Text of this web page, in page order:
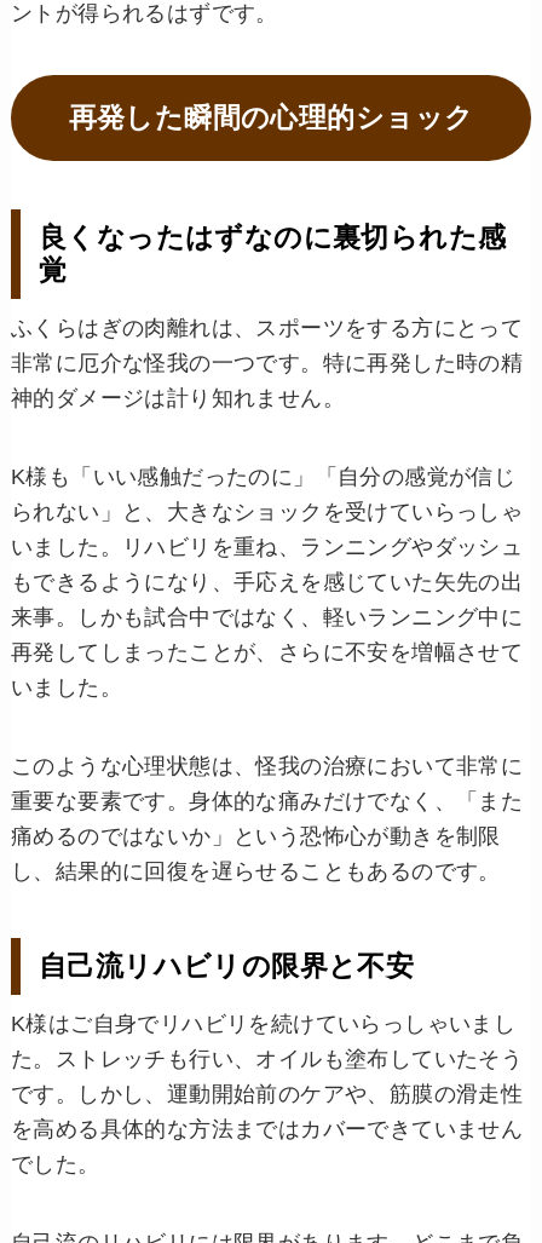
ントが得られるはずです。
再発した瞬間の心理的ショック
良くなったはずなのに裏切られた感
覚
ふくらはぎの肉離れは、スポーツをする方にとって
非常に厄介な怪我の一つです。特に再発した時の精
神的ダメージは計り知れません。
K様も「いい感触だったのに」「自分の感覚が信じ
られない」と、大きなショックを受けていらっしゃ
いました。リハビリを重ね、ランニングやダッシュ
もできるようになり、手応えを感じていた矢先の出
来事。しかも試合中ではなく、軽いランニング中に
再発してしまったことが、さらに不安を増幅させて
いました。
このような心理状態は、怪我の治療において非常に
重要な要素です。身体的な痛みだけでなく、「また
痛めるのではないか」という恐怖心が動きを制限
し、結果的に回復を遅らせることもあるのです。
自己流リハビリの限界と不安
K様はご自身でリハビリを続けていらっしゃいまし
た。ストレッチも行い、オイルも塗布していたそう
です。しかし、運動開始前のケアや、筋膜の滑走性
を高める具体的な方法まではカバーできていません
でした。